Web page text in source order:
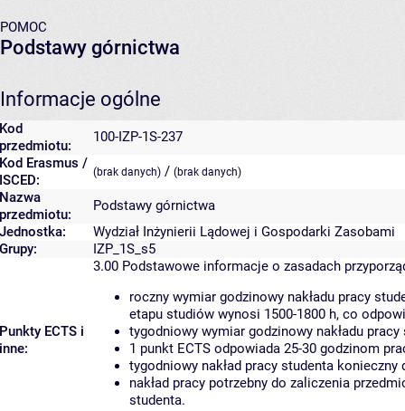
POMOC
Podstawy górnictwa
Informacje ogólne
Kod
przedmiotu:
100-IZP-1S-237
Kod Erasmus /
ISCED:
(brak danych) / (brak danych)
Nazwa
przedmiotu:
Podstawy górnictwa
Jednostka:
Wydział Inżynierii Lądowej i Gospodarki Zasobami
Grupy:
IZP_1S_s5
Punkty ECTS i
inne:
3.00 Podstawowe informacje o zasadach
roczny wymiar godzinowy nakładu pracy
etapu studiów wynosi 1500-1800 h, co
tygodniowy wymiar godzinowy nakładu
1 punkt ECTS odpowiada 25-30 godzinom
tygodniowy nakład pracy studenta
nakład pracy potrzebny do zaliczenia
studenta.